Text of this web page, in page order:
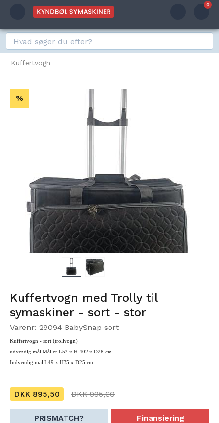
0
Kuffertvogn
%
Kuffertvogn med Trolly til
symaskiner - sort - stor
Varenr: 29094 BabySnap sort
Kuffertvogn - sort (trollvogn)
udvendig mål Mål er L52 x H 402 x D28 cm
Indvendig mål L49 x H35 x D25 cm
DKK 895,50 DKK 995,00
PRISMATCH? Finansiering